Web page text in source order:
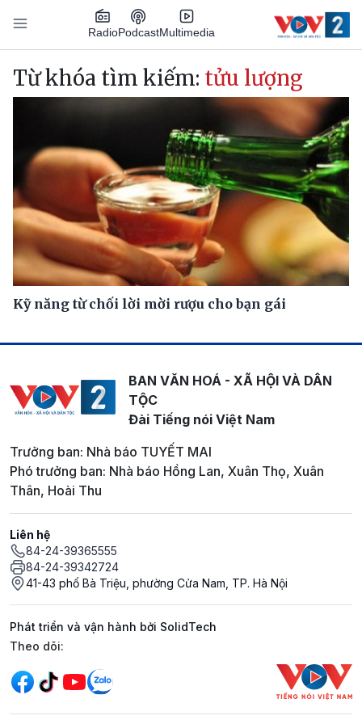
Nhảy đến nội dung
RadioPodcastMultimedia
Main navigation
Từ khóa tìm kiếm: tửu lượng
Kỹ năng từ chối lời mời rượu cho bạn gái
BAN VĂN HOÁ - XÃ HỘI VÀ DÂN
TỘC
Đài Tiếng nói Việt Nam
Trưởng ban: Nhà báo TUYẾT MAI
Phó trưởng ban: Nhà báo Hồng Lan, Xuân Thọ, Xuân
Thân, Hoài Thu
Liên hệ
84-24-39365555
84-24-39342724
41-43 phố Bà Triệu, phường Cửa Nam, TP. Hà Nội
Phát triển và vận hành bởi SolidTech
Mạng xã hội
Theo dõi: